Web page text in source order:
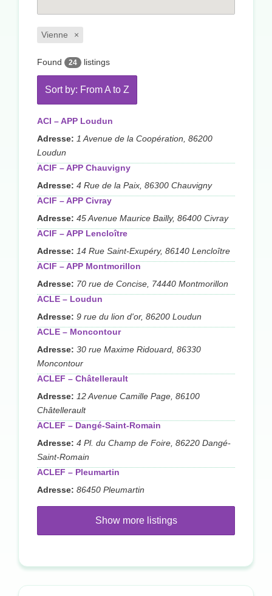
×
Vienne
Found 24 listings
Sort by: From A to Z
ACI – APP Loudun
Adresse: 1 Avenue de la Coopération, 86200
Loudun
ACIF – APP Chauvigny
Adresse: 4 Rue de la Paix, 86300 Chauvigny
ACIF – APP Civray
Adresse: 45 Avenue Maurice Bailly, 86400 Civray
ACIF – APP Lencloître
Adresse: 14 Rue Saint-Exupéry, 86140 Lencloître
ACIF – APP Montmorillon
Adresse: 70 rue de Concise, 74440 Montmorillon
ACLE – Loudun
Adresse: 9 rue du lion d'or, 86200 Loudun
ACLE – Moncontour
Adresse: 30 rue Maxime Ridouard, 86330
Moncontour
ACLEF – Châtellerault
Adresse: 12 Avenue Camille Page, 86100
Châtellerault
ACLEF – Dangé-Saint-Romain
Adresse: 4 Pl. du Champ de Foire, 86220 Dangé-
Saint-Romain
ACLEF – Pleumartin
Adresse: 86450 Pleumartin
Show more listings